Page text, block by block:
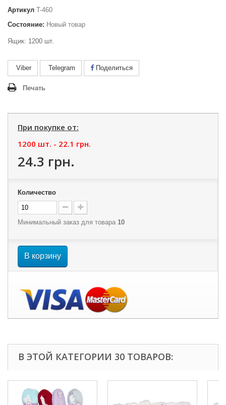
Артикул T-460
Состояние: Новый товар
Ящик: 1200 шт.
Viber Telegram Поделиться
Печать
При покупке от:
1200 шт. - 22.1 грн.
24.3 грн.
Количество
Минимальный заказ для товара 10
В корзину
В ЭТОЙ КАТЕГОРИИ 30 ТОВАРОВ: